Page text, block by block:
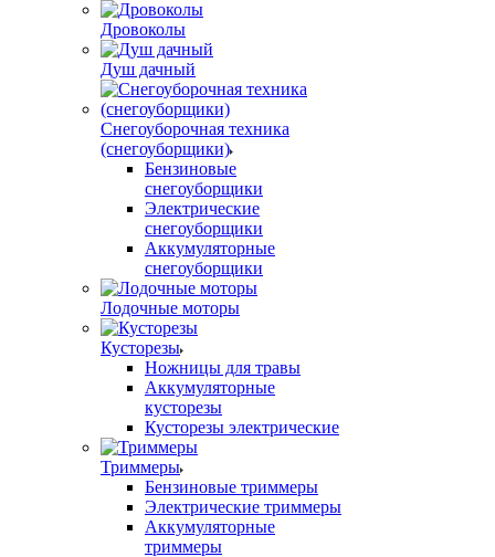
Дровоколы
Душ дачный
Снегоуборочная техника
(снегоуборщики)
Бензиновые
снегоуборщики
Электрические
снегоуборщики
Аккумуляторные
снегоуборщики
Лодочные моторы
Кусторезы
Ножницы для травы
Аккумуляторные
кусторезы
Кусторезы электрические
Триммеры
Бензиновые триммеры
Электрические триммеры
Аккумуляторные
триммеры